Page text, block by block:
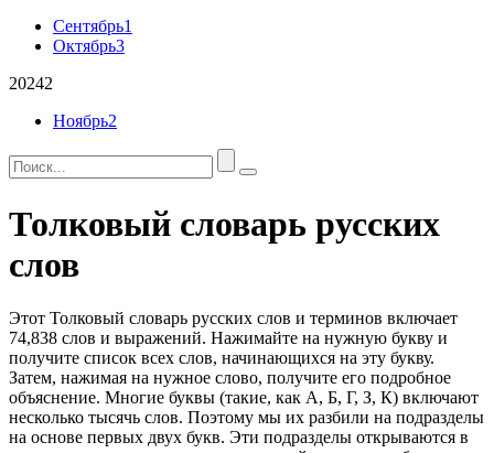
Сентябрь1
Октябрь3
20242
Ноябрь2
Толковый словарь русских
слов
Этот Толковый словарь русских слов и терминов включает
74,838 слов и выражений. Нажимайте на нужную букву и
получите список всех слов, начинающихся на эту букву.
Затем, нажимая на нужное слово, получите его подробное
объяснение. Многие буквы (такие, как А, Б, Г, З, К) включают
несколько тысячь слов. Поэтому мы их разбили на подразделы
на основе первых двух букв. Эти подразделы открываются в